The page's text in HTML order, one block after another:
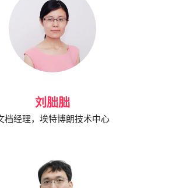
刘朏朏
档经理，埃特博朗技术中心